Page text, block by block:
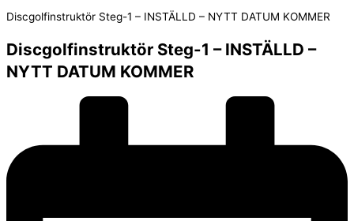
Discgolfinstruktör Steg-1 – INSTÄLLD – NYTT DATUM KOMMER
Discgolfinstruktör Steg-1 – INSTÄLLD –
NYTT DATUM KOMMER